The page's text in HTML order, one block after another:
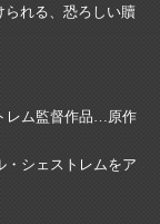
られる、恐ろしい贖
レム監督作品…原作
・シェストレムをア